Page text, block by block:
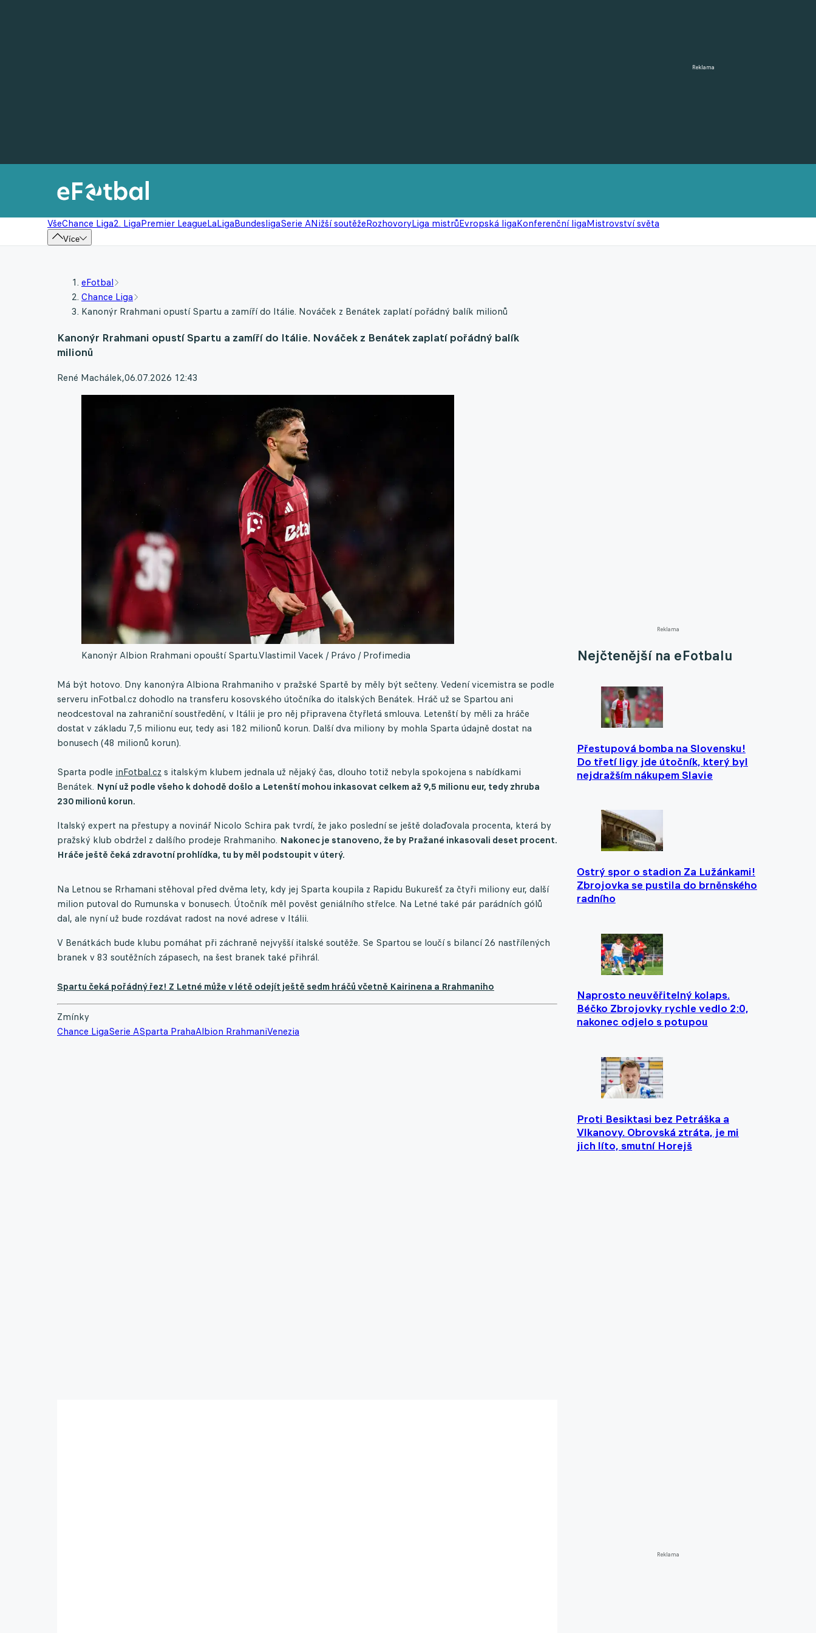
Reklama
VšeChance Liga2. LigaPremier LeagueLaLigaBundesligaSerie ANižší soutěžeRozhovoryLiga mistrůEvropská ligaKonferenční ligaMistrovství světa
Více
Reklama
Nejčtenější na eFotbalu
Přestupová bomba na Slovensku!
Do třetí ligy jde útočník, který byl
nejdražším nákupem Slavie
Ostrý spor o stadion Za Lužánkami!
Zbrojovka se pustila do brněnského
radního
Naprosto neuvěřitelný kolaps.
Béčko Zbrojovky rychle vedlo 2:0,
nakonec odjelo s potupou
Proti Besiktasi bez Petráška a
Vlkanovy. Obrovská ztráta, je mi
jich líto, smutní Horejš
Reklama
eFotbal
Chance Liga
Kanonýr Rrahmani opustí Spartu a zamíří do Itálie. Nováček z Benátek zaplatí pořádný balík milionů
Kanonýr Rrahmani opustí Spartu a zamíří do Itálie. Nováček z Benátek zaplatí pořádný balík
milionů
René Machálek,06.07.2026 12:43
Kanonýr Albion Rrahmani opouští Spartu.Vlastimil Vacek / Právo / Profimedia
Má být hotovo. Dny kanonýra Albiona Rrahmaniho v pražské Spartě by měly být sečteny. Vedení vicemistra se podle
serveru inFotbal.cz dohodlo na transferu kosovského útočníka do italských Benátek. Hráč už se Spartou ani
neodcestoval na zahraniční soustředění, v Itálii je pro něj připravena čtyřletá smlouva. Letenští by měli za hráče
dostat v základu 7,5 milionu eur, tedy asi 182 milionů korun. Další dva miliony by mohla Sparta údajně dostat na
bonusech (48 milionů korun).
Sparta podle inFotbal.cz s italským klubem jednala už nějaký čas, dlouho totiž nebyla spokojena s nabídkami
Benátek. Nyní už podle všeho k dohodě došlo a Letenští mohou inkasovat celkem až 9,5 milionu eur, tedy zhruba
230 milionů korun.
Italský expert na přestupy a novinář Nicolo Schira pak tvrdí, že jako poslední se ještě dolaďovala procenta, která by
pražský klub obdržel z dalšího prodeje Rrahmaniho. Nakonec je stanoveno, že by Pražané inkasovali deset procent.
Hráče ještě čeká zdravotní prohlídka, tu by měl podstoupit v úterý.
Na Letnou se Rrhamani stěhoval před dvěma lety, kdy jej Sparta koupila z Rapidu Bukurešť za čtyři miliony eur, další
milion putoval do Rumunska v bonusech. Útočník měl pověst geniálního střelce. Na Letné také pár parádních gólů
dal, ale nyní už bude rozdávat radost na nové adrese v Itálii.
V Benátkách bude klubu pomáhat při záchraně nejvyšší italské soutěže. Se Spartou se loučí s bilancí 26 nastřílených
branek v 83 soutěžních zápasech, na šest branek také přihrál.
Spartu čeká pořádný řez! Z Letné může v létě odejít ještě sedm hráčů včetně Kairinena a Rrahmaniho
Zmínky
Chance LigaSerie ASparta PrahaAlbion RrahmaniVenezia